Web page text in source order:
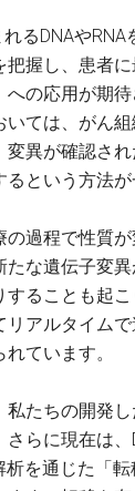
るDNAやRNA
握し、患者
の応用が期
いては、がん
変異が確認さ
という方法が
の過程で性質
な遺伝子変異
ることも起
リアルタイム
ています。
私たちの開発
らに現在は
析を通じた「